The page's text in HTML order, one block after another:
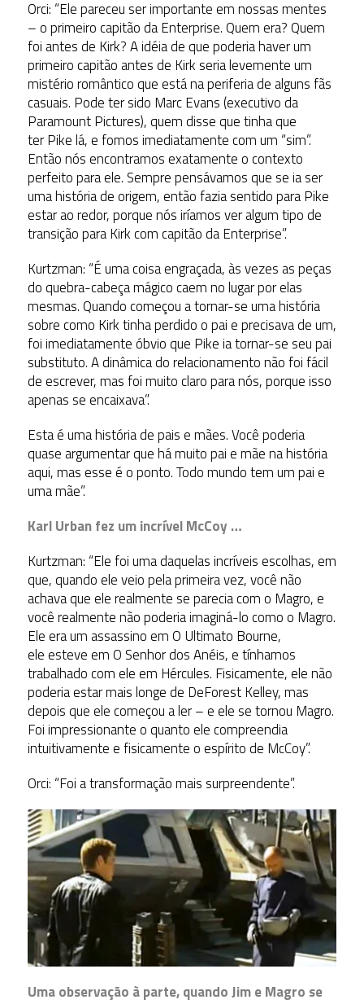
Orci: “Ele pareceu ser importante em nossas mentes
– o primeiro capitão da Enterprise. Quem era? Quem
foi antes de Kirk? A idéia de que poderia haver um
primeiro capitão antes de Kirk seria levemente um
mistério romântico que está na periferia de alguns fãs
casuais. Pode ter sido Marc Evans (executivo da
Paramount Pictures), quem disse que tinha que
ter Pike lá, e fomos imediatamente com um “sim”.
Então nós encontramos exatamente o contexto
perfeito para ele. Sempre pensávamos que se ia ser
uma história de origem, então fazia sentido para Pike
estar ao redor, porque nós iríamos ver algum tipo de
transição para Kirk com capitão da Enterprise”.
Kurtzman: “É uma coisa engraçada, às vezes as peças
do quebra-cabeça mágico caem no lugar por elas
mesmas. Quando começou a tornar-se uma história
sobre como Kirk tinha perdido o pai e precisava de um,
foi imediatamente óbvio que Pike ia tornar-se seu pai
substituto. A dinâmica do relacionamento não foi fácil
de escrever, mas foi muito claro para nós, porque isso
apenas se encaixava”.
Esta é uma história de pais e mães. Você poderia
quase argumentar que há muito pai e mãe na história
aqui, mas esse é o ponto. Todo mundo tem um pai e
uma mãe”.
Karl Urban fez um incrível McCoy …
Kurtzman: “Ele foi uma daquelas incríveis escolhas, em
que, quando ele veio pela primeira vez, você não
achava que ele realmente se parecia com o Magro, e
você realmente não poderia imaginá-lo como o Magro.
Ele era um assassino em O Ultimato Bourne,
ele esteve em O Senhor dos Anéis, e tínhamos
trabalhado com ele em Hércules. Fisicamente, ele não
poderia estar mais longe de DeForest Kelley, mas
depois que ele começou a ler – e ele se tornou Magro.
Foi impressionante o quanto ele compreendia
intuitivamente e fisicamente o espírito de McCoy”.
Orci: “Foi a transformação mais surpreendente”.
Uma observação à parte, quando Jim e Magro se